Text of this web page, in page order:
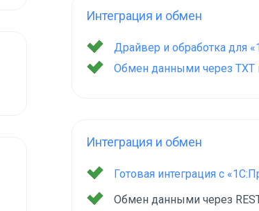
Интеграция и обмен
Драйвер и обработка для
Обмен данными через TXT
Интеграция и обмен
Готовая интеграция с
Обмен данными через